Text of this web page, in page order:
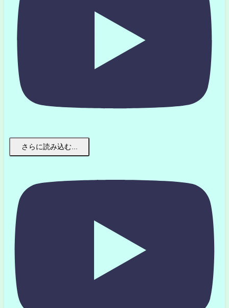
さらに読み込む...